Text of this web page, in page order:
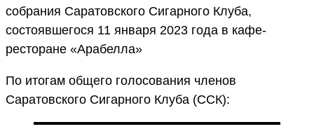
собрания Саратовского Сигарного Клуба,
состоявшегося 11 января 2023 года в кафе-
ресторане «Арабелла»
По итогам общего голосования членов
Саратовского Сигарного Клуба (ССК):